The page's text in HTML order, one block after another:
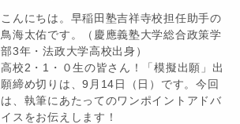
こんにちは。早稲田塾吉祥寺校担任助手の
鳥海太佑です。（慶應義塾大学総合政策学
部3年・法政大学高校出身）
高校2・1・０生の皆さん！「模擬出願」出
願締め切りは、9月14日（日）です。今回
は、執筆にあたってのワンポイントアドバ
イスをお伝えします！